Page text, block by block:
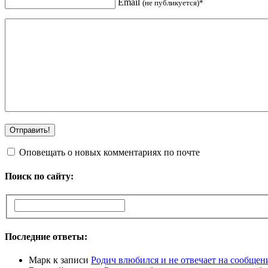
Email (не публикуется)*
Оповещать о новых комментариях по почте
Поиск по сайту:
Последние ответы:
Марк к записи Родич влюбился и не отвечает на